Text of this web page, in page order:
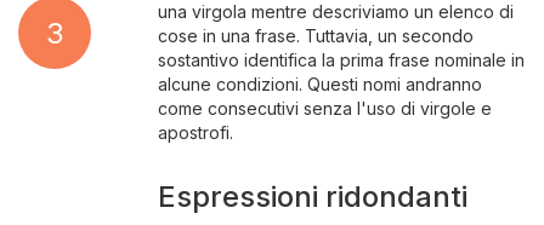
3
una virgola mentre descriviamo un elenco di
cose in una frase. Tuttavia, un secondo
sostantivo identifica la prima frase nominale in
alcune condizioni. Questi nomi andranno
come consecutivi senza l'uso di virgole e
apostrofi.
Espressioni ridondanti